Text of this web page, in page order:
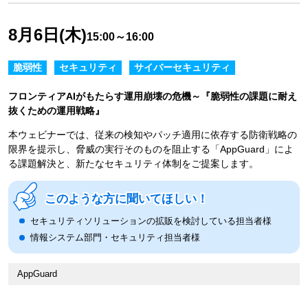
8月6日(木)15:00～16:00
脆弱性 セキュリティ サイバーセキュリティ
フロンティアAIがもたらす運用崩壊の危機～『脆弱性の課題に耐え
抜くための運用戦略』
本ウェビナーでは、従来の検知やパッチ適用に依存する防衛戦略の
限界を提示し、脅威の実行そのものを阻止する「AppGuard」によ
る課題解決と、新たなセキュリティ体制をご提案します。
このような方に聞いてほしい！
セキュリティソリューションの拡販を検討している担当者様
情報システム部門・セキュリティ担当者様
AppGuard